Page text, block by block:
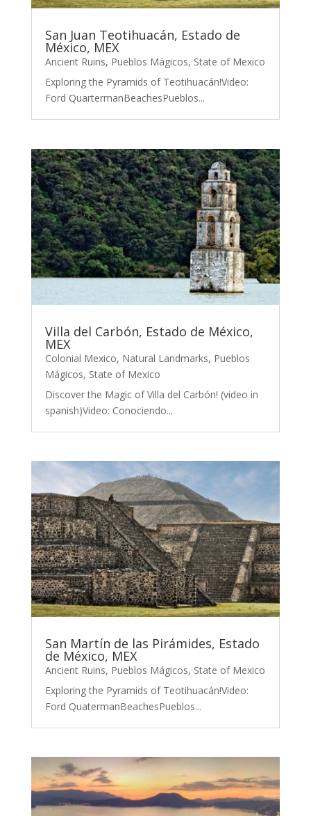
San Juan Teotihuacán, Estado de
México, MEX
Ancient Ruins, Pueblos Mágicos, State of Mexico
Exploring the Pyramids of Teotihuacán!Video:
Ford QuartermanBeachesPueblos...
Villa del Carbón, Estado de México,
MEX
Colonial Mexico, Natural Landmarks, Pueblos
Mágicos, State of Mexico
Discover the Magic of Villa del Carbón! (video in
spanish)Video: Conociendo...
San Martín de las Pirámides, Estado
de México, MEX
Ancient Ruins, Pueblos Mágicos, State of Mexico
Exploring the Pyramids of Teotihuacán!Video:
Ford QuatermanBeachesPueblos...